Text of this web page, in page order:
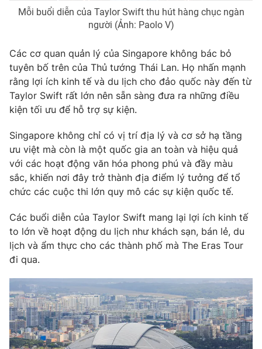
Infographic
Video Shorts video
VTV Money VTV Thể thao
Thị trường 24h Tấm lòng Việt
VTV4 Vươn mình bằng AI
VTV9 VTV8
Liên hệ tòa soạn
THỜI BÁO VTV
Mỗi buổi diễn của Taylor Swift thu hút hàng chục ngàn
người (Ảnh: Paolo V)
Các cơ quan quản lý của Singapore không bác bỏ
tuyên bố trên của Thủ tướng Thái Lan. Họ nhấn mạnh
rằng lợi ích kinh tế và du lịch cho đảo quốc này đến từ
Taylor Swift rất lớn nên sẵn sàng đưa ra những điều
kiện tối ưu để hỗ trợ sự kiện.
Singapore không chỉ có vị trí địa lý và cơ sở hạ tầng
ưu việt mà còn là một quốc gia an toàn và hiệu quả
với các hoạt động văn hóa phong phú và đầy màu
sắc, khiến nơi đây trở thành địa điểm lý tưởng để tổ
chức các cuộc thi lớn quy mô các sự kiện quốc tế.
Các buổi diễn của Taylor Swift mang lại lợi ích kinh tế
to lớn về hoạt động du lịch như khách sạn, bán lẻ, du
lịch và ẩm thực cho các thành phố mà The Eras Tour
đi qua.